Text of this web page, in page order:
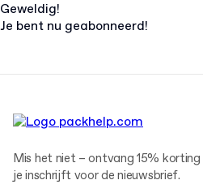
Geweldig!
Je bent nu geabonneerd!
Mis het niet – ontvang 15%
je inschrijft voor de nieuwsbrief.